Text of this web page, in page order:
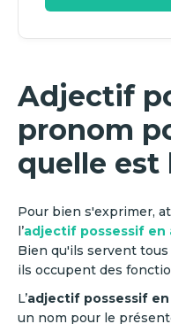
Adjectif
pronom
quelle est
Pour bien s'exprimer,
l’adjectif possessif en
Bien qu'ils servent
ils occupent des
L’adjectif possessif en
un nom pour le